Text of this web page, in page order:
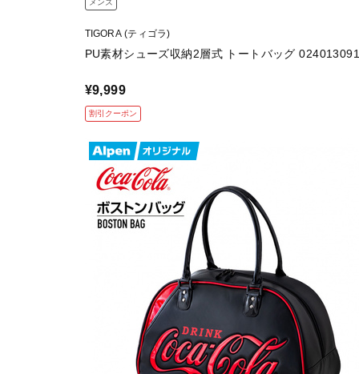
メンズ
TIGORA (ティゴラ)
PU素材シューズ収納2層式 トートバッグ
¥9,999
割引クーポン